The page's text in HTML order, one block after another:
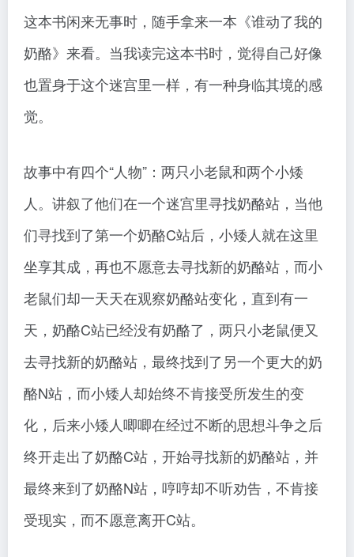
这本书闲来无事时，随手拿来一本《谁动了我的
奶酪》来看。当我读完这本书时，觉得自己好像
也置身于这个迷宫里一样，有一种身临其境的感
觉。
故事中有四个“人物”：两只小老鼠和两个小矮
人。讲叙了他们在一个迷宫里寻找奶酪站，当他
们寻找到了第一个奶酪C站后，小矮人就在这里
坐享其成，再也不愿意去寻找新的奶酪站，而小
老鼠们却一天天在观察奶酪站变化，直到有一
天，奶酪C站已经没有奶酪了，两只小老鼠便又
去寻找新的奶酪站，最终找到了另一个更大的奶
酪N站，而小矮人却始终不肯接受所发生的变
化，后来小矮人唧唧在经过不断的思想斗争之后
终开走出了奶酪C站，开始寻找新的奶酪站，并
最终来到了奶酪N站，哼哼却不听劝告，不肯接
受现实，而不愿意离开C站。